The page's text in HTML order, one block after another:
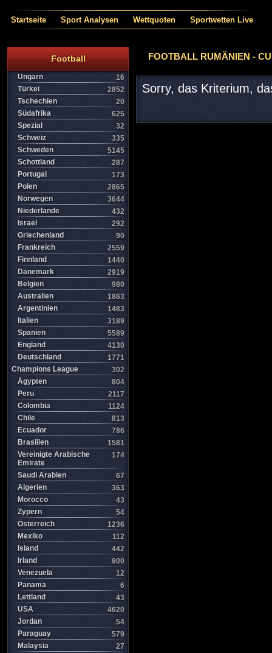
Startseite Sport Analysen Wettquoten Sportwetten Live
Football
Ungarn
16
Türkei
2852
Tschechien
20
Südafrika
625
Spezial
32
Schweiz
335
Schweden
5145
Schottland
287
Portugal
173
Polen
2865
Norwegen
3644
Niederlande
432
Israel
292
Griechenland
90
Frankreich
2559
Finnland
1440
Dänemark
2919
Belgien
980
Australien
1863
Argentinien
1483
Italien
3189
Spanien
5589
England
4130
Deutschland
1771
Champions League
302
Ägypten
804
Peru
2117
Colombia
1124
Chile
813
Ecuador
786
Brasilien
1581
Vereinigte Arabische
Emirate
174
Saudi Arabien
67
Algerien
363
Morocco
43
Zypern
54
Österreich
1236
Mexiko
112
Island
442
Irland
900
Venezuela
12
Panama
6
Lettland
43
USA
4620
Jordan
54
Paraguay
579
Malaysia
27
FOOTBALL RUMÄNIEN -
Sorry, das Kriterium,